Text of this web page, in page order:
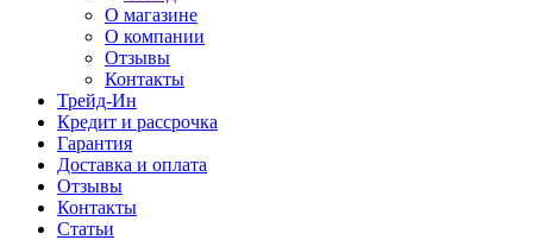
О магазине
О компании
Отзывы
Контакты
Трейд-Ин
Кредит и рассрочка
Гарантия
Доставка и оплата
Отзывы
Контакты
Статьи